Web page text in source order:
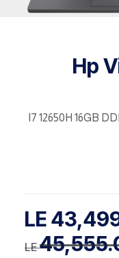
Hp
I7 12650H 16GB
LE